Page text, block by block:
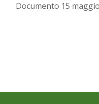
Documento 15 maggio